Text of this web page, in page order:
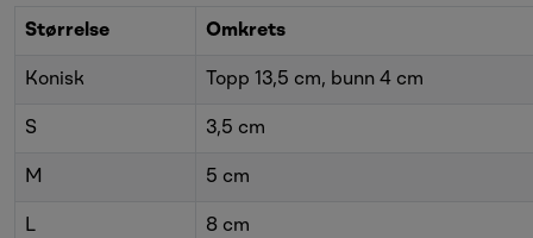
Størrelse Omkrets
Konisk Topp 13,5 cm, bunn 4 cm
S 3,5 cm
M 5 cm
L 8 cm